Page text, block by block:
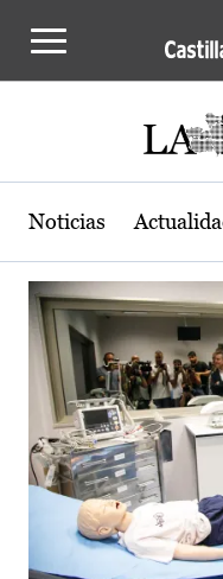
Actualidad de
Noticias